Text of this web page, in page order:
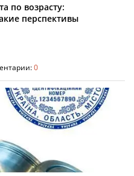
по возрасту:
перспективы
0